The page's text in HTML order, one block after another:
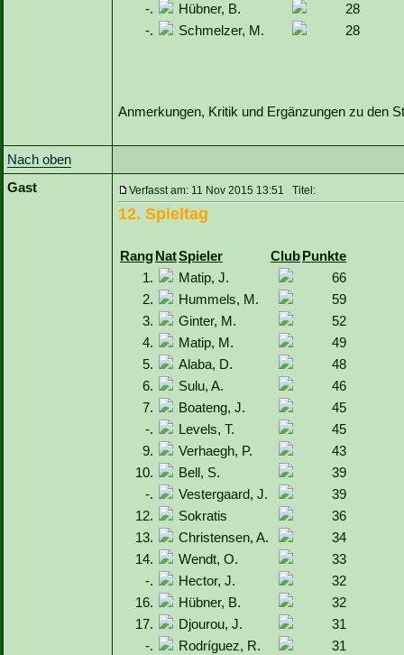
-.
Hübner, B.
28
-.
Schmelzer, M. 28
Anmerkungen, Kritik und Ergänzungen zu den
Nach oben
Gast
Verfasst am: 11 Nov 2015 13:51 Titel:
12. Spieltag
RangNatSpieler ClubPunkte
1.
Matip, J.
66
2.
Hummels, M.
59
3.
Ginter, M.
52
4.
Matip, M.
49
5.
Alaba, D.
48
6.
Sulu, A.
46
7.
Boateng, J.
45
-.
Levels, T.
45
9.
Verhaegh, P.
43
10.
Bell, S.
39
-.
Vestergaard, J.
39
12.
Sokratis
36
13.
Christensen, A.
34
14.
Wendt, O.
33
-.
Hector, J.
32
16.
Hübner, B.
32
17.
Djourou, J.
31
-.
Rodríguez, R.
31